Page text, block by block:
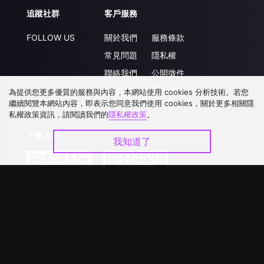
追蹤社群
FOLLOW US
客戶服務
關於我們
常見問題
聯絡我們
升級VIP
服務條款
隱私權
公開徵件
合作洽談
為提供您更多優質的服務與內容，本網站使用 cookies 分析技術。若您
繼續閱覽本網站內容，即表示您同意我們使用 cookies，關於更多相關隱
私權政策資訊，請閱讀我們的隱私權政策。
我知道了